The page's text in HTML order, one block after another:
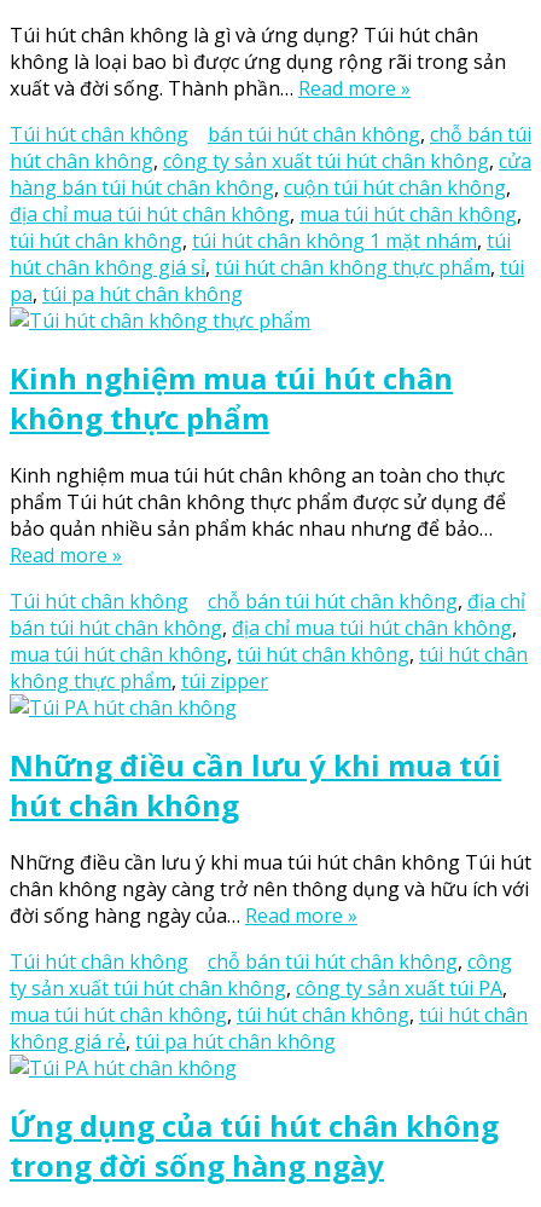
Túi hút chân không là gì và ứng dụng? Túi hút chân
không là loại bao bì được ứng dụng rộng rãi trong sản
xuất và đời sống. Thành phần… Read more »
Túi hút chân không
bán túi hút chân không, chỗ bán túi
hút chân không, công ty sản xuất túi hút chân không, cửa
hàng bán túi hút chân không, cuộn túi hút chân không,
địa chỉ mua túi hút chân không, mua túi hút chân không,
túi hút chân không, túi hút chân không 1 mặt nhám, túi
hút chân không giá sỉ, túi hút chân không thực phẩm, túi
pa, túi pa hút chân không
Kinh nghiệm mua túi hút chân
không thực phẩm
Kinh nghiệm mua túi hút chân không an toàn cho thực
phẩm Túi hút chân không thực phẩm được sử dụng để
bảo quản nhiều sản phẩm khác nhau nhưng để bảo…
Read more »
Túi hút chân không
chỗ bán túi hút chân không, địa chỉ
bán túi hút chân không, địa chỉ mua túi hút chân không,
mua túi hút chân không, túi hút chân không, túi hút chân
không thực phẩm, túi zipper
Những điều cần lưu ý khi mua túi
hút chân không
Những điều cần lưu ý khi mua túi hút chân không Túi hút
chân không ngày càng trở nên thông dụng và hữu ích với
đời sống hàng ngày của… Read more »
Túi hút chân không
chỗ bán túi hút chân không, công
ty sản xuất túi hút chân không, công ty sản xuất túi PA,
mua túi hút chân không, túi hút chân không, túi hút chân
không giá rẻ, túi pa hút chân không
Ứng dụng của túi hút chân không
trong đời sống hàng ngày